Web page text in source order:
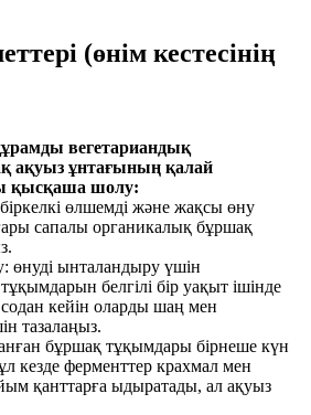
(өнім кестесінің
вегетариандық
ақуыз ұнтағының қалай
қысқаша шолу:
өлшемді және жақсы өну
сапалы органикалық бұршақ
өнуді ынталандыру үшін
белгілі бір уақыт ішінде
кейін оларды шаң мен
тазалаңыз.
бұршақ тұқымдары бірнеше күн
кезде ферменттер крахмал мен
қанттарға ыдыратады, ал ақуыз